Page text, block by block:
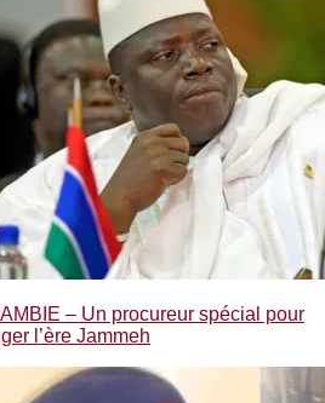
– Un procureur spécial pour
l’ère Jammeh